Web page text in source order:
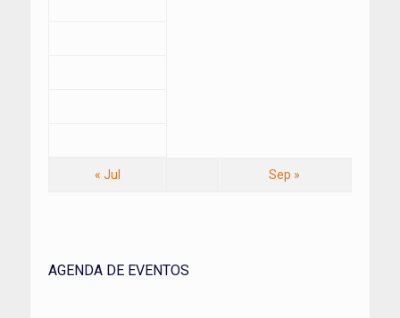
« Jul Sep »
AGENDA DE EVENTOS